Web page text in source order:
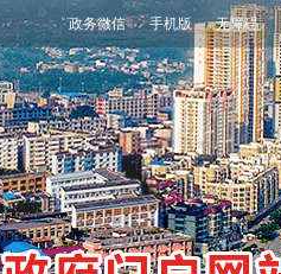
政务微信 手机版 无障碍